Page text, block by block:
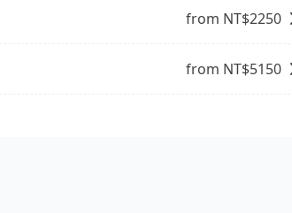
from NT$2250
from NT$5150